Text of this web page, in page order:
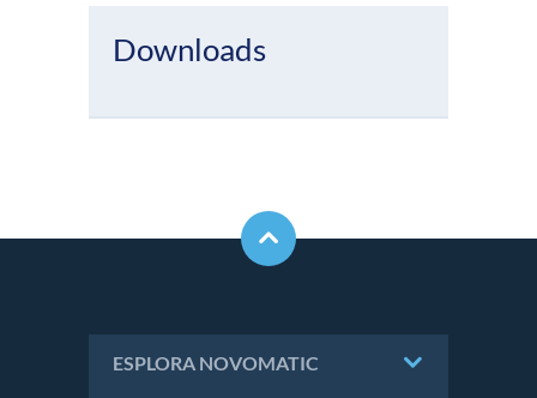
Downloads
ESPLORA NOVOMATIC